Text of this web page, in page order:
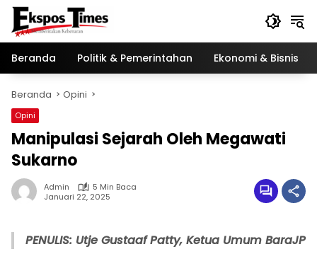
Langsung
konten
Beranda
Politik & Pemerintahan Ekonomi & Bisnis
Beranda Opini
Opini
Manipulasi Sejarah Oleh Megawati
Sukarno
Admin
5 Min Baca
Januari 22, 2025
PENULIS: Utje Gustaaf Patty, Ketua Umum BaraJP